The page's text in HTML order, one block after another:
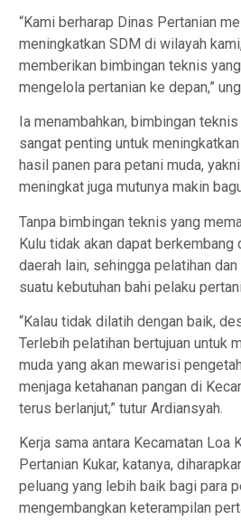
“Kami berharap Dinas Pertanian
meningkatkan SDM di wilayah
memberikan bimbingan teknis
mengelola pertanian ke depan,”
Ia menambahkan, bimbingan
sangat penting untuk
hasil panen para petani muda,
meningkat juga mutunya makin
Tanpa bimbingan teknis yang
Kulu tidak akan dapat berkembang
daerah lain, sehingga pelatihan
suatu kebutuhan bahi pelaku
“Kalau tidak dilatih dengan baik,
Terlebih pelatihan bertujuan untuk
muda yang akan mewarisi
menjaga ketahanan pangan di
terus berlanjut,” tutur Ardiansyah.
Kerja sama antara Kecamatan Loa
Pertanian Kukar, katanya,
peluang yang lebih baik bagi para
mengembangkan keterampilan